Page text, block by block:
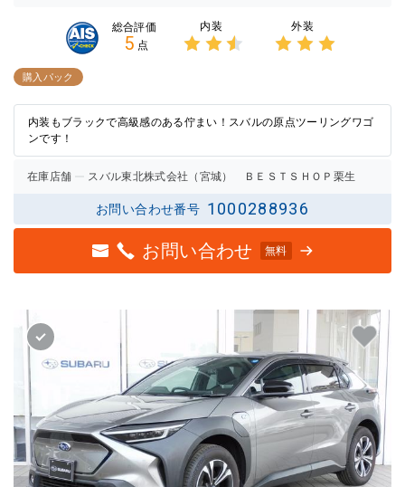
総合評価
5 点
内装 外装
購入パック
内装もブラックで高級感のある佇まい！スバルの原点ツーリングワゴ
ンです！
在庫店舗 スバル東北株式会社（宮城） ＢＥＳＴＳＨＯＰ栗生
お問い合わせ番号 1000288936
お問い合わせ 無料